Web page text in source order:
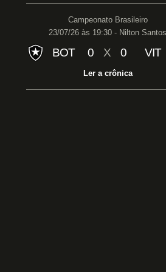
Campeonato Brasileiro
23/07/26 às 19:30 - Nilton Santos
BOT 0 X 0 VIT
Ler a crônica